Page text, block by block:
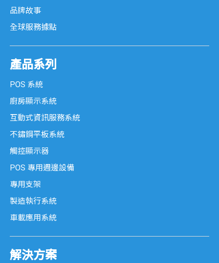
品牌故事
全球服務據點
產品系列
POS 系統
廚房顯示系統
互動式資訊服務系統
不鏽鋼平板系統
觸控顯示器
POS 專用週邊設備
專用支架
製造執行系統
車載應用系統
解決方案